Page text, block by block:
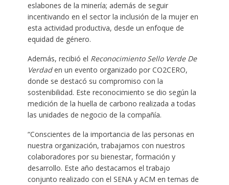
eslabones de la minería; además de seguir
incentivando en el sector la inclusión de la mujer en
esta actividad productiva, desde un enfoque de
equidad de género.
Además, recibió el Reconocimiento Sello Verde De
Verdaden un evento organizado por CO2CERO,
donde se destacó su compromiso con la
sostenibilidad. Este reconocimiento se dio según la
medición de la huella de carbono realizada a todas
las unidades de negocio de la compañía.
“Conscientes de la importancia de las personas en
nuestra organización, trabajamos con nuestros
colaboradores por su bienestar, formación y
desarrollo. Este año destacamos el trabajo
conjunto realizado con el SENA y ACM en temas de